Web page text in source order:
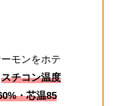
モンをホテ
スチコン温度
・芯温85